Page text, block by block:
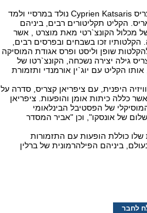
הפסנתרן ציפריאן קצריס Cyprien Katsaris נולד במרסיי ולמד
הקליט תקליטורים רבים, ביניהם
מכלול הקונצ`רטי מאת מוצרט , אשר
הקלטותיו זכו בשבחים ובפרסים רבים,
שופן וליסט ופרס אגודת המוסיקה
גילה יצירה נשכחה, הקונצ`רטו של
אותו הקליט עם יוג`ין אורמנדי ותזמורת
הטלוויזיה היפנית, עם ציפריאן קצריס, סדרה על
פרקים, אשר כללה כיתות אומן והופעות. ציפריאן
של הפסטיבל הבינלאומי
של אונסקו", וכן "אביר המסדר
שלו כוללת הופעות עם התזמורות
ביניהם הפילהרמונית של ברלין
לחבר